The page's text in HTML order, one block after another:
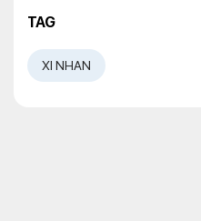
TAG
XI NHAN